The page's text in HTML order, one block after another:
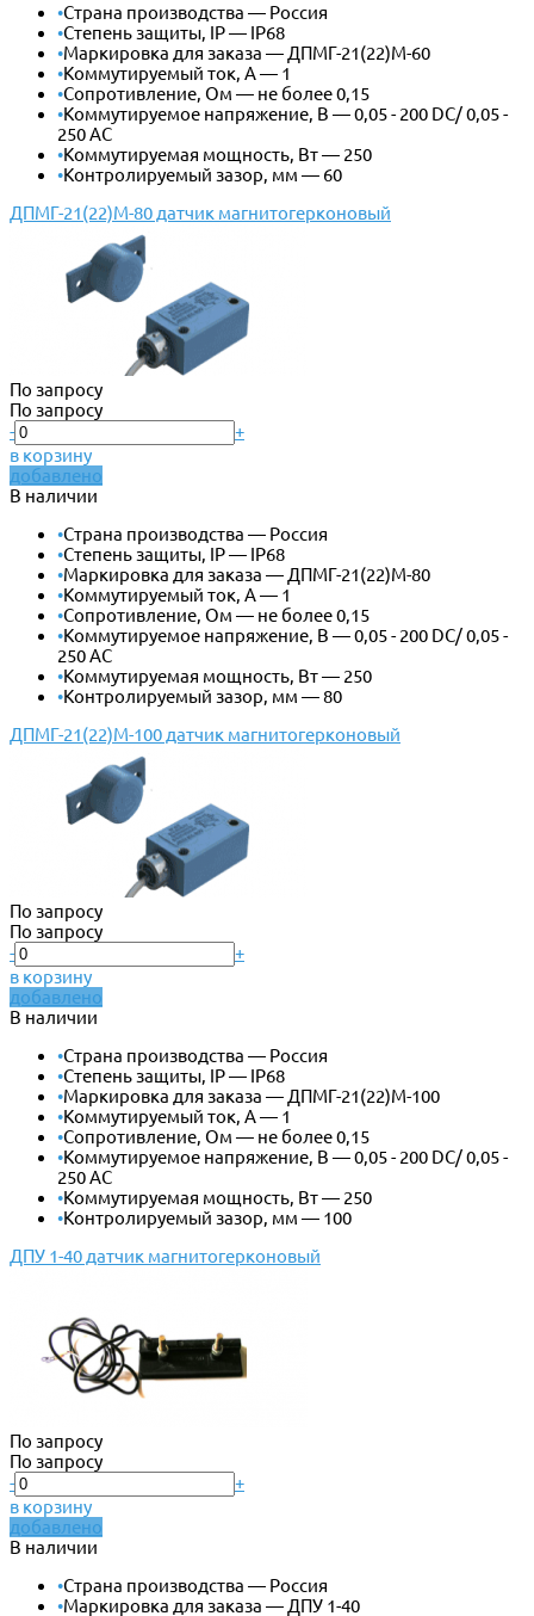
•Страна производства — Россия
•Степень защиты, IP — IP68
•Маркировка для заказа — ДПМГ-21(22)М-60
•Коммутируемый ток, А — 1
•Сопротивление, Ом — не более 0,15
•Коммутируемое напряжение, В — 0,05 - 200 DС/ 0,05 -
250 AC
•Коммутируемая мощность, Вт — 250
•Контролируемый зазор, мм — 60
ДПМГ-21(22)М-80 датчик магнитогерконовый
По запросу
По запросу
-
+
в корзину
добавлено
В наличии
•Страна производства — Россия
•Степень защиты, IP — IP68
•Маркировка для заказа — ДПМГ-21(22)М-80
•Коммутируемый ток, А — 1
•Сопротивление, Ом — не более 0,15
•Коммутируемое напряжение, В — 0,05 - 200 DС/ 0,05 -
250 AC
•Коммутируемая мощность, Вт — 250
•Контролируемый зазор, мм — 80
ДПМГ-21(22)М-100 датчик магнитогерконовый
По запросу
По запросу
-
+
в корзину
добавлено
В наличии
•Страна производства — Россия
•Степень защиты, IP — IP68
•Маркировка для заказа — ДПМГ-21(22)М-100
•Коммутируемый ток, А — 1
•Сопротивление, Ом — не более 0,15
•Коммутируемое напряжение, В — 0,05 - 200 DС/ 0,05 -
250 AC
•Коммутируемая мощность, Вт — 250
•Контролируемый зазор, мм — 100
ДПУ 1-40 датчик магнитогерконовый
По запросу
По запросу
-
+
в корзину
добавлено
В наличии
•Страна производства — Россия
•Маркировка для заказа — ДПУ 1-40